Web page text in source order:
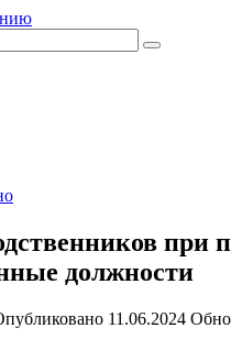
при
должности
11.06.2024